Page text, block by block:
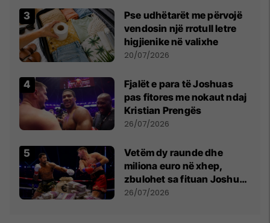
Pse udhëtarët me përvojë
vendosin një rrotull letre
higjienike në valixhe
20/07/2026
Fjalët e para të Joshuas
pas fitores me nokaut ndaj
Kristian Prengës
26/07/2026
Vetëm dy raunde dhe
miliona euro në xhep,
zbulohet sa fituan Joshua
e Prenga
26/07/2026